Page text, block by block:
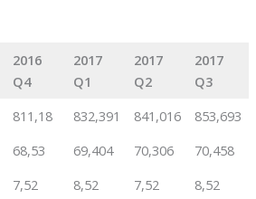
2016
Q4
2017
Q1
2017
Q2
2017
Q3
811,18 832,391 841,016
853,693
68,53 69,404 70,306
70,458
7,52 8,52 7,52 8,52